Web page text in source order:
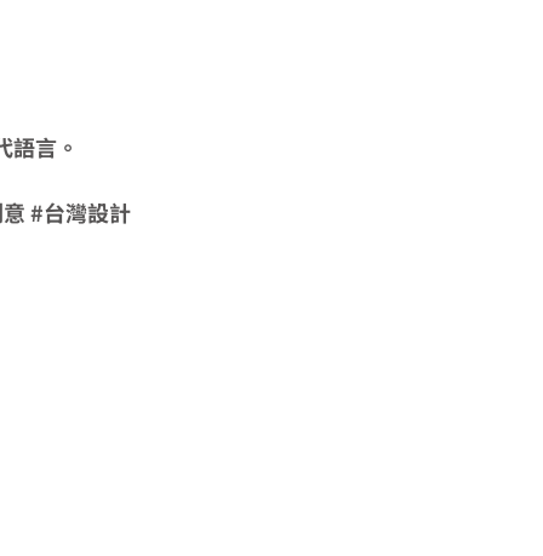
言。
#台灣設計